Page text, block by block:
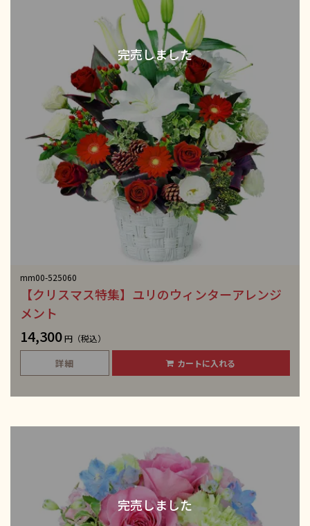
mm00-525060
【クリスマス特集】ユリのウィンターアレンジ
メント
14,300円（税込）
詳細 カートに入れる